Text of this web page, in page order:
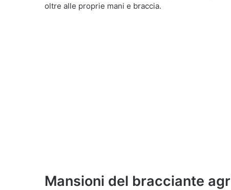
oltre alle proprie mani e braccia.
Mansioni del bracciante